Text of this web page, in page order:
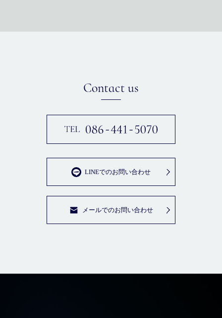
Contact us
LINEでのお問い合わせ
メールでのお問い合わせ